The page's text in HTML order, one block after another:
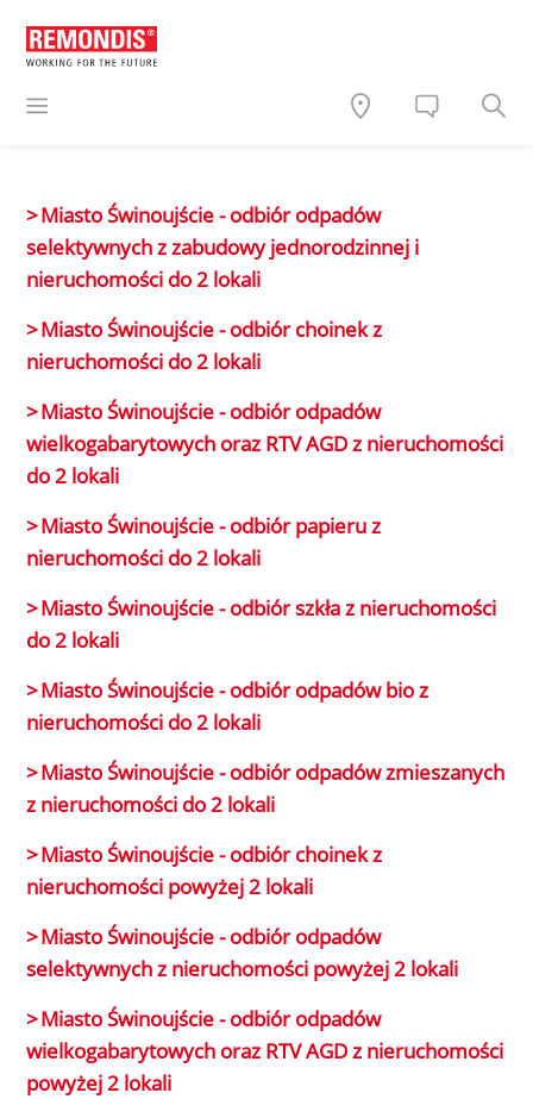
Miasto Świnoujście - odbiór odpadów
selektywnych z zabudowy jednorodzinnej i
nieruchomości do 2 lokali
Miasto Świnoujście - odbiór choinek z
nieruchomości do 2 lokali
Miasto Świnoujście - odbiór odpadów
wielkogabarytowych oraz RTV AGD z nieruchomości
do 2 lokali
Miasto Świnoujście - odbiór papieru z
nieruchomości do 2 lokali
Miasto Świnoujście - odbiór szkła z nieruchomości
do 2 lokali
Miasto Świnoujście - odbiór odpadów bio z
nieruchomości do 2 lokali
Miasto Świnoujście - odbiór odpadów zmieszanych
z nieruchomości do 2 lokali
Miasto Świnoujście - odbiór choinek z
nieruchomości powyżej 2 lokali
Miasto Świnoujście - odbiór odpadów
selektywnych z nieruchomości powyżej 2 lokali
Miasto Świnoujście - odbiór odpadów
wielkogabarytowych oraz RTV AGD z nieruchomości
powyżej 2 lokali